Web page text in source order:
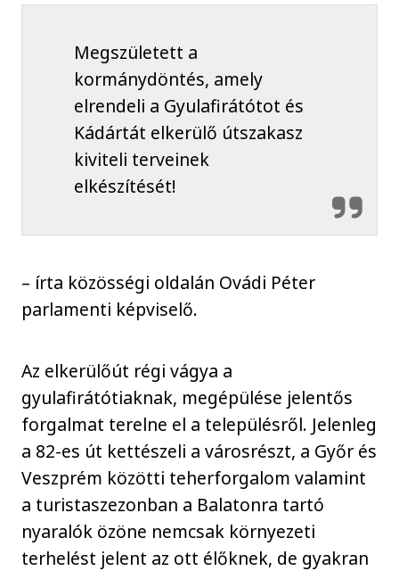
Megszületett a
kormánydöntés, amely
elrendeli a Gyulafirátótot és
Kádártát elkerülő útszakasz
kiviteli terveinek
elkészítését!
– írta közösségi oldalán Ovádi Péter
parlamenti képviselő.
Az elkerülőút régi vágya a
gyulafirátótiaknak, megépülése jelentős
forgalmat terelne el a településről. Jelenleg
a 82-es út kettészeli a városrészt, a Győr és
Veszprém közötti teherforgalom valamint
a turistaszezonban a Balatonra tartó
nyaralók özöne nemcsak környezeti
terhelést jelent az ott élőknek, de gyakran